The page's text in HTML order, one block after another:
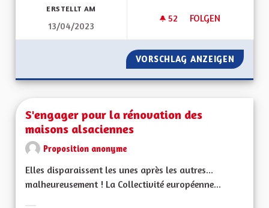
ERSTELLT AM
13/04/2023
52 52 FOLLOWER
FOLGEN
NE PAS EXERCER
VORSCHLAG ANZEIGEN NE
S'engager pour la rénovation des
maisons alsaciennes
Proposition anonyme
Elles disparaissent les unes après les autres...
malheureusement ! La Collectivité européenne...